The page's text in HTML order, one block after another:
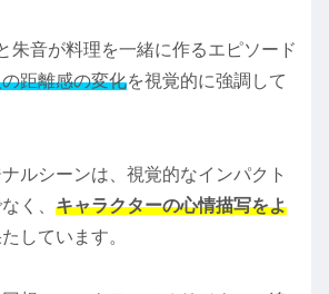
朱音が料理を一緒に作るエピソード
距離感の変化を視覚的に強調して
ルシーンは、視覚的なインパクト
く、 キャラクターの心情描写をよ
しています。